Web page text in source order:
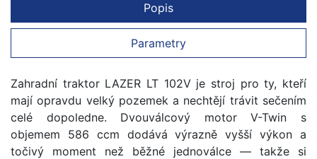
Popis
Parametry
Zahradní traktor LAZER LT 102V je stroj pro ty, kteří
mají opravdu velký pozemek a nechtějí trávit sečením
celé dopoledne. Dvouválcový motor V-Twin s
objemem 586 ccm dodává výrazně vyšší výkon a
točivý moment než běžné jednoválce — takže si